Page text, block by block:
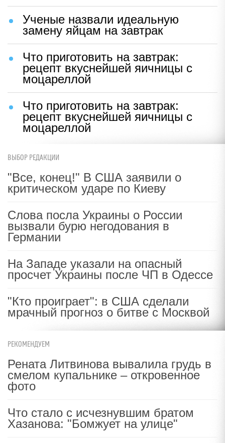
Ученые назвали идеальную
замену яйцам на завтрак
Что приготовить на завтрак:
рецепт вкуснейшей яичницы с
моцареллой
Что приготовить на завтрак:
рецепт вкуснейшей яичницы с
моцареллой
ВЫБОР РЕДАКЦИИ
"Все, конец!" В США заявили о
критическом ударе по Киеву
Слова посла Украины о России
вызвали бурю негодования в
Германии
На Западе указали на опасный
просчет Украины после ЧП в Одессе
"Кто проиграет": в США сделали
мрачный прогноз о битве с Москвой
РЕКОМЕНДУЕМ
Рената Литвинова вывалила грудь в
смелом купальнике – откровенное
фото
Что стало с исчезнувшим братом
Хазанова: "Бомжует на улице"